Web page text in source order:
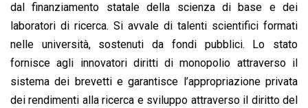
dal finanziamento statale della scienza di base e dei
laboratori di ricerca. Si avvale di talenti scientifici formati
nelle università, sostenuti da fondi pubblici. Lo stato
fornisce agli innovatori diritti di monopolio attraverso il
sistema dei brevetti e garantisce l’appropriazione privata
dei rendimenti alla ricerca e sviluppo attraverso il diritto del